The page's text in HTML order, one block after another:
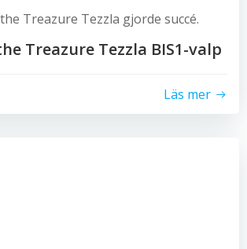
Treazure Tezzla gjorde succé.
Treazure Tezzla BIS1-valp
Läs mer